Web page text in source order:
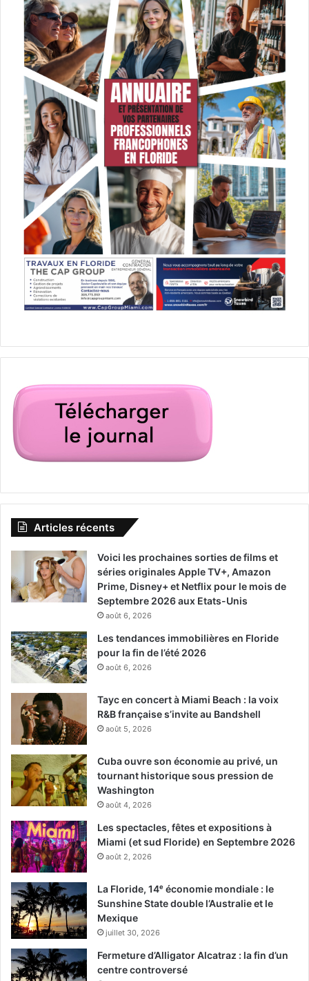
Articles récents
Voici les prochaines sorties de films et
séries originales Apple TV+, Amazon
Prime, Disney+ et Netflix pour le mois de
Septembre 2026 aux Etats-Unis
août 6, 2026
Les tendances immobilières en Floride
pour la fin de l’été 2026
août 6, 2026
Tayc en concert à Miami Beach : la voix
R&B française s’invite au Bandshell
août 5, 2026
Cuba ouvre son économie au privé, un
tournant historique sous pression de
Washington
août 4, 2026
Les spectacles, fêtes et expositions à
Miami (et sud Floride) en Septembre 2026
août 2, 2026
La Floride, 14ᵉ économie mondiale : le
Sunshine State double l’Australie et le
Mexique
juillet 30, 2026
Fermeture d’Alligator Alcatraz : la fin d’un
centre controversé